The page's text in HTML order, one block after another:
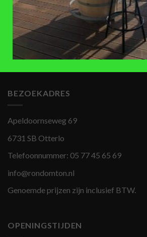
ACCESSOIRES
Lage Bankirai houten
regentonverhoger (60-63cm)
300L
,-
BEZOEKADRES
Apeldoornseweg 69
6731 SB Otterlo
Telefoonnummer: 05 77 45 65 69
info@rondomton.nl
Genoemde prijzen zijn inclusief BTW.
OPENINGSTIJDEN